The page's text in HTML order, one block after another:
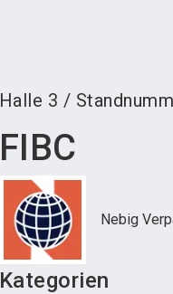
Halle 3 /
FIBC
Nebig
Kategorien